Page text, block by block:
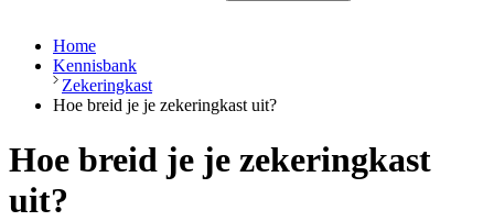
Home
Kennisbank
Zekeringkast
Hoe breid je je zekeringkast uit?
Hoe breid je je zekeringkast
uit?